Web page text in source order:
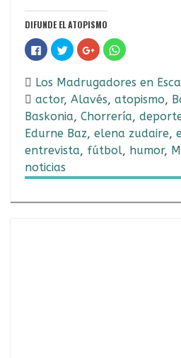
DIFUNDE EL ATOPISMO
Haz
clic
para
en
Facebook
(Se
abre
en
una
ventana
nueva)
Haz
clic
para
en
Twitter
(Se
abre
en
una
ventana
nueva)
Haz
clic
para
en
Google+
(Se
abre
en
una
ventana
nueva)
Haz
clic
en
WhatsApp
(Se
abre
en
una
ventana
nueva)
Los Madrugadores en
actor, Alavés, atopismo,
Baskonia, Chorrería,
Edurne Baz, elena zudaire,
entrevista, fútbol, humor,
noticias